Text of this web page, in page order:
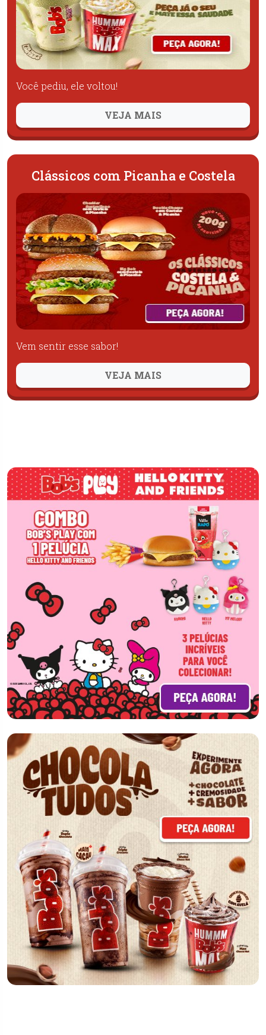
Você pediu, ele voltou!
VEJA MAIS
Clássicos com Picanha e Costela
Vem sentir esse sabor!
VEJA MAIS